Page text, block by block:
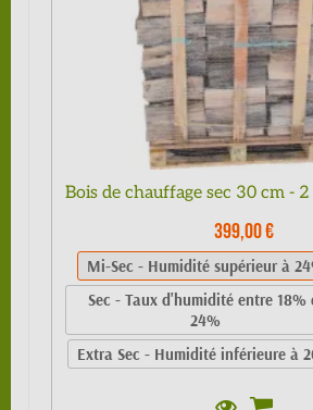
Bois de chauffage sec 30 cm -
399,00 €
Mi-Sec - Humidité supérieur à
Sec - Taux d'humidité entre 18%
24%
Extra Sec - Humidité inférieure à